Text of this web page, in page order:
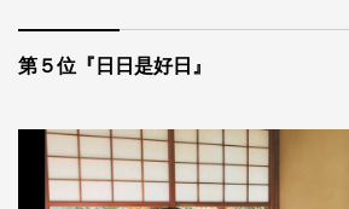
第５位『日日是好日』